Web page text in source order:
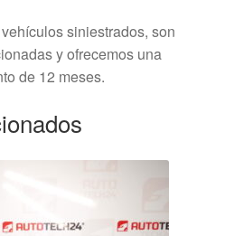
siniestrados, son
y ofrecemos una
de 12 meses.